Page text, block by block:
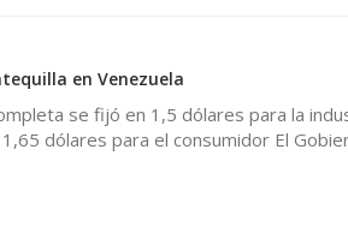
en Venezuela
se fijó en 1,5 dólares para la
dólares para el consumidor El